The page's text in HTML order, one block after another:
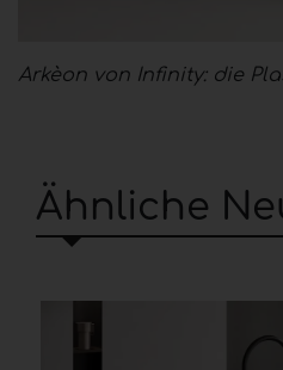
Arkèon von Infinity: die
Ähnliche